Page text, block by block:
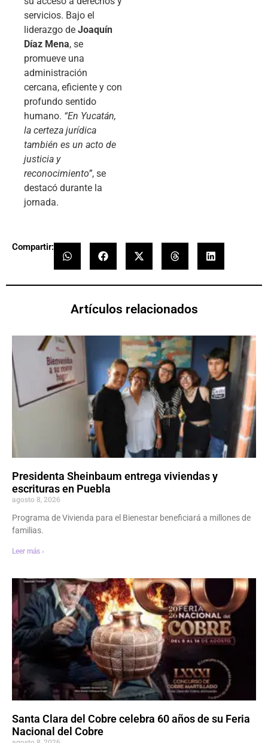
servicios. Bajo el
liderazgo de Joaquín
Díaz Mena, se
promueve una
administración
cercana, eficiente y con
profundo sentido
humano. “En Yucatán,
la certeza jurídica
también es un acto de
justicia y
reconocimiento”, se
destacó durante la
jornada.
Compartir:
Artículos relacionados
Presidenta Sheinbaum entrega viviendas y
escrituras en Puebla
agosto 8, 2026
Programa de Vivienda para el Bienestar beneficiará a millones de
familias.
Leer más ›
Santa Clara del Cobre celebra 60 años de su Feria
Nacional del Cobre